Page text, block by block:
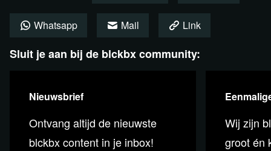
Whatsapp Mail Link
Sluit je aan bij de blckbx community:
Nieuwsbrief
Ontvang altijd de nieuwste
blckbx content in je inbox!
Wij zijn
groot én